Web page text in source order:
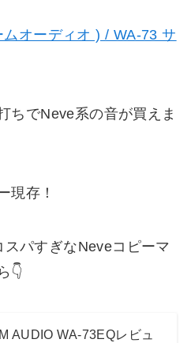
オーディオ ) / WA-73 サ
ちでNeve系の音が買えま
現存！
パすぎなNeveコピーマ
👇
AUDIO WA-73EQレビュ